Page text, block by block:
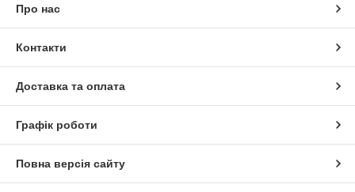
Про нас
Контакти
Доставка та оплата
Графік роботи
Повна версія сайту